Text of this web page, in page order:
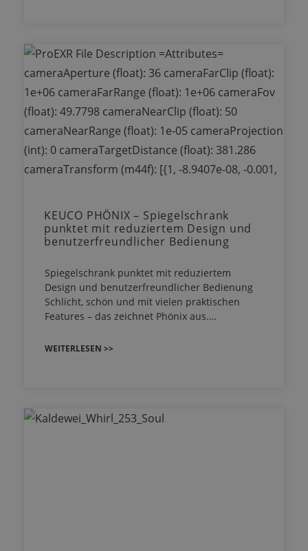
KEUCO PHÖNIX – Spiegelschrank
punktet mit reduziertem Design und
benutzerfreundlicher Bedienung
Spiegelschrank punktet mit reduziertem
Design und benutzerfreundlicher Bedienung
Schlicht, schön und mit vielen praktischen
Features – das zeichnet Phönix aus.…
WEITERLESEN >>